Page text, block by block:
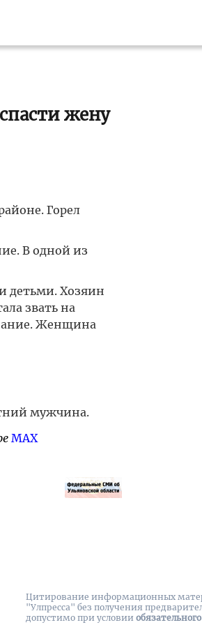
жену
Горел
В одной из
детьми. Хозяин
звать на
Женщина
мужчина.
MAX
Цитирование информационных
"Улпресса" без получения
допустимо при условии